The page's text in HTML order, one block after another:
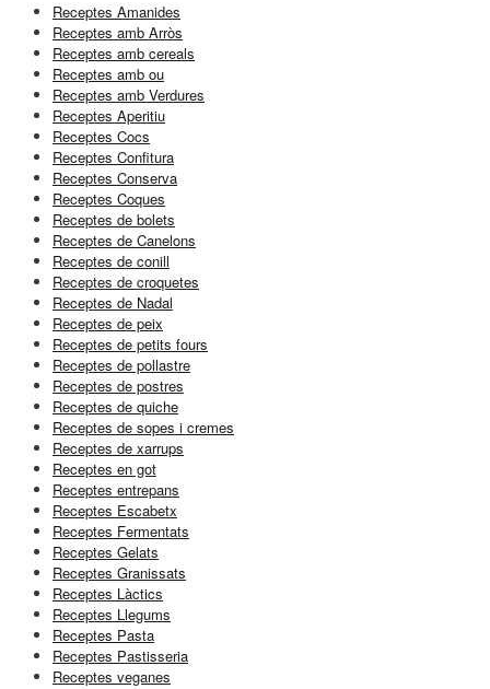
Receptes Amanides
Receptes amb Arròs
Receptes amb cereals
Receptes amb ou
Receptes amb Verdures
Receptes Aperitiu
Receptes Cocs
Receptes Confitura
Receptes Conserva
Receptes Coques
Receptes de bolets
Receptes de Canelons
Receptes de conill
Receptes de croquetes
Receptes de Nadal
Receptes de peix
Receptes de petits fours
Receptes de pollastre
Receptes de postres
Receptes de quiche
Receptes de sopes i cremes
Receptes de xarrups
Receptes en got
Receptes entrepans
Receptes Escabetx
Receptes Fermentats
Receptes Gelats
Receptes Granissats
Receptes Làctics
Receptes Llegums
Receptes Pasta
Receptes Pastisseria
Receptes veganes